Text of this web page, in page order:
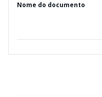
Nome do documento